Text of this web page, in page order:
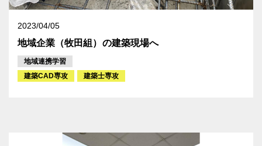
2023/04/05
地域企業（牧田組）の建築現場へ
地域連携学習
建築CAD専攻
建築士専攻